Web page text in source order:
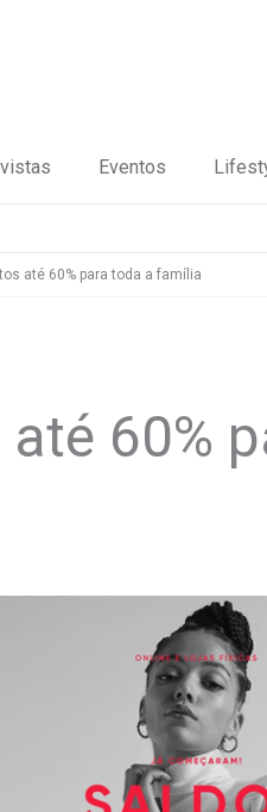
Eventos
até 60% para toda a família
60%